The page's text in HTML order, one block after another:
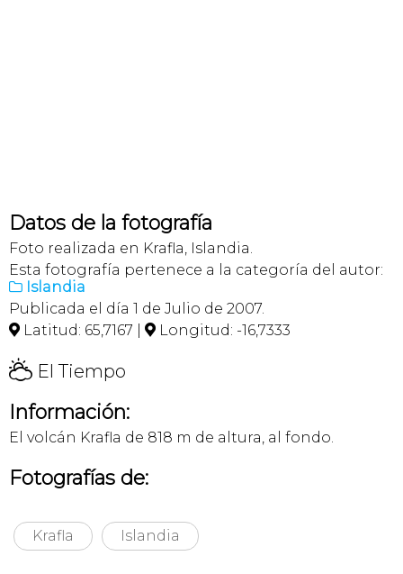
Datos de la fotografía
Foto realizada en Krafla, Islandia.
Esta fotografía pertenece a la categoría del autor:
 Islandia
Publicada el día 1 de Julio de 2007.
 Latitud: 65,7167 |  Longitud: -16,7333
H El Tiempo
Información:
El volcán Krafla de 818 m de altura, al fondo.
Fotografías de:
Krafla Islandia